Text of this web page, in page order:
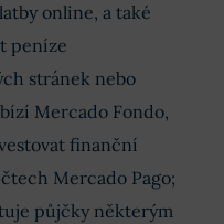
online, a také
peníze
stránek nebo
Mercado Fondo,
finanční
Mercado Pago;
půjčky některým